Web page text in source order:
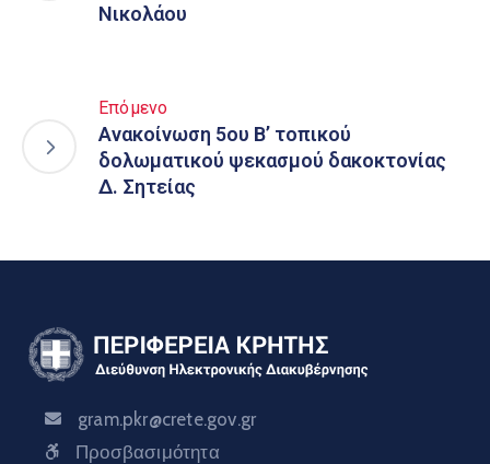
Νικολάου
Επόμενο
Ανακοίνωση 5ου Β’ τοπικού
δολωματικού ψεκασμού δακοκτονίας
Δ. Σητείας
gram.pkr@crete.gov.gr
Προσβασιμότητα